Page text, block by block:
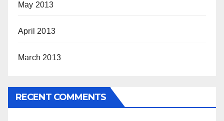
May 2013
April 2013
March 2013
RECENT COMMENTS